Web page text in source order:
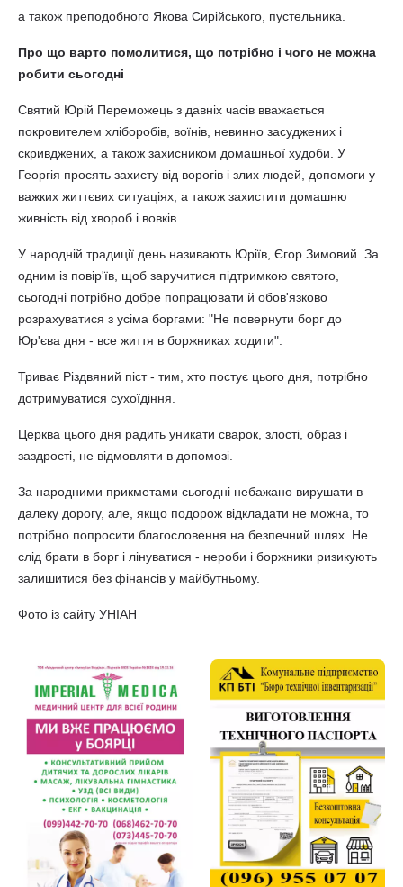
а також преподобного Якова Сирійського, пустельника.
Про що варто помолитися, що потрібно і чого не можна
робити сьогодні
Святий Юрій Переможець з давніх часів вважається
покровителем хліборобів, воїнів, невинно засуджених і
скривджених, а також захисником домашньої худоби. У
Георгія просять захисту від ворогів і злих людей, допомоги у
важких життєвих ситуаціях, а також захистити домашню
живність від хвороб і вовків.
У народній традиції день називають Юріїв, Єгор Зимовий. За
одним із повір'їв, щоб заручитися підтримкою святого,
сьогодні потрібно добре попрацювати й обов'язково
розрахуватися з усіма боргами: "Не повернути борг до
Юр'єва дня - все життя в боржниках ходити".
Триває Різдвяний піст - тим, хто постує цього дня, потрібно
дотримуватися сухоїдіння.
Церква цього дня радить уникати сварок, злості, образ і
заздрості, не відмовляти в допомозі.
За народними прикметами сьогодні небажано вирушати в
далеку дорогу, але, якщо подорож відкладати не можна, то
потрібно попросити благословення на безпечний шлях. Не
слід брати в борг і лінуватися - нероби і боржники ризикують
залишитися без фінансів у майбутньому.
Фото із сайту УНІАН